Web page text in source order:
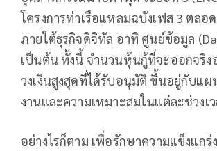
โครงการท่าเรือแหลมฉบังเฟส 3 ตลอ
ภายใต้ธุรกิจดิจิทัล อาทิ ศูนย์ข้อมูล
เป็นต้น ทั้งนี้ จำนวนหุ้นกู้ที่จะออกจริง
วงเงินสูงสุดที่ได้รับอนุมัติ ขึ้นอยู่กับแผ
งานและความเหมาะสมในแต่ละช่วงเ
อย่างไรก็ตาม เพื่อรักษาความแข็งแกร่